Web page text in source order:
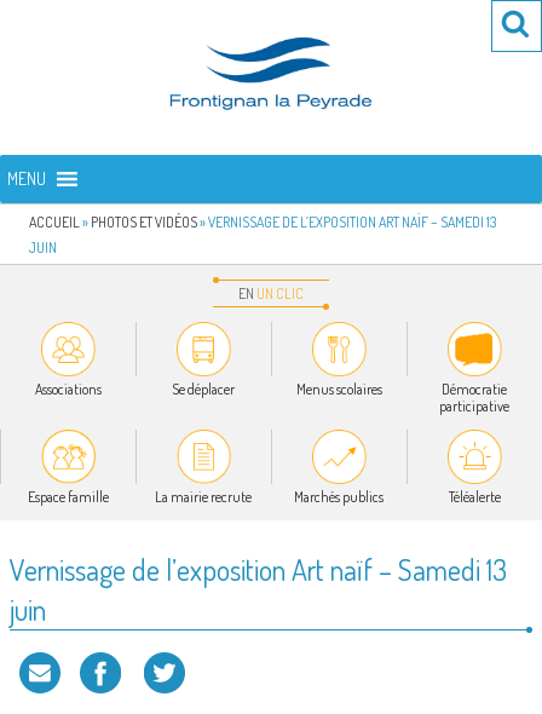
FRONTIGNAN LA PEYRADE
MENU
ACCUEIL » PHOTOS ET VIDÉOS»VERNISSAGE DE L’EXPOSITION ART NAÏF – SAMEDI 13
JUIN
EN UN CLIC
Associations Se déplacer Menus scolaires
Démocratie
participative
Espace famille La mairie recrute Marchés publics Téléalerte
Vernissage de l’exposition Art naïf – Samedi 13
juin